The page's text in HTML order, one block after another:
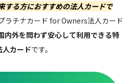
する方におすすめの法人カードで
ラチナカード for Owners法人カード
内外を問わず安心して利用できる特
カードです。